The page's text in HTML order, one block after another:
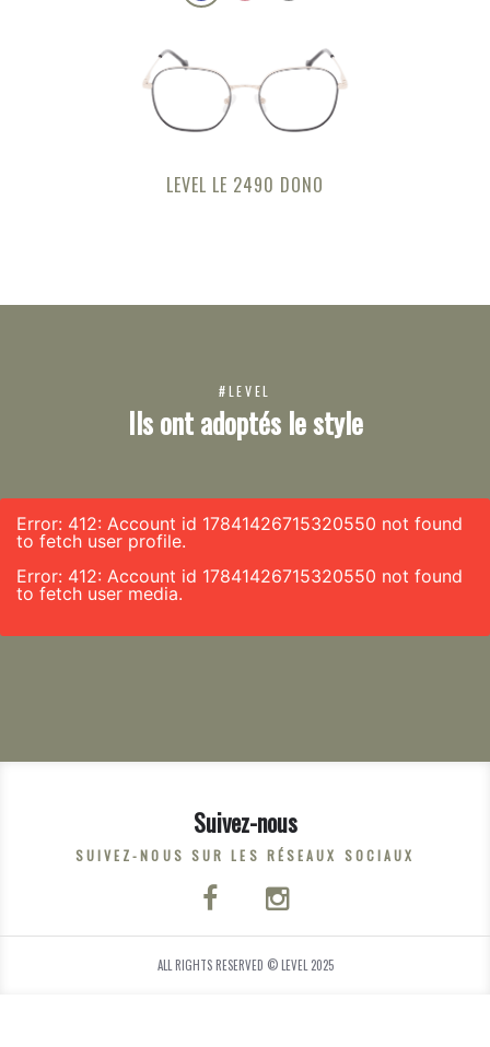
LEVEL LE 2490 DONO
#LEVEL
Ils ont adoptés le style
Error: 412: Account id 17841426715320550 not found
to fetch user profile.
Error: 412: Account id 17841426715320550 not found
to fetch user media.
Suivez-nous
SUIVEZ-NOUS SUR LES RÉSEAUX SOCIAUX
ALL RIGHTS RESERVED © LEVEL 2025